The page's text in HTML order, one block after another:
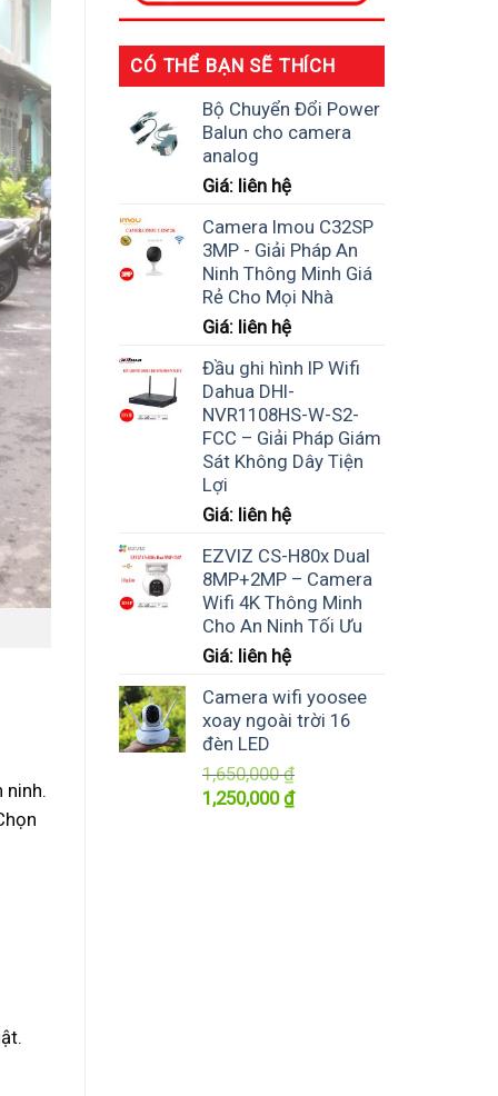
ninh.
CÓ THỂ BẠN SẼ THÍCH
Bộ Chuyển Đổi Power
Balun cho camera
analog
Giá: liên hệ
Camera Imou C32SP
3MP - Giải Pháp An
Ninh Thông Minh Giá
Rẻ Cho Mọi Nhà
Giá: liên hệ
Đầu ghi hình IP Wifi
Dahua DHI-
NVR1108HS-W-S2-
FCC – Giải Pháp Giám
Sát Không Dây Tiện
Lợi
Giá: liên hệ
EZVIZ CS-H80x Dual
8MP+2MP – Camera
Wifi 4K Thông Minh
Cho An Ninh Tối Ưu
Giá: liên hệ
Camera wifi yoosee
xoay ngoài trời 16
đèn LED
1,650,000₫
Giá
1,250,000₫Giá